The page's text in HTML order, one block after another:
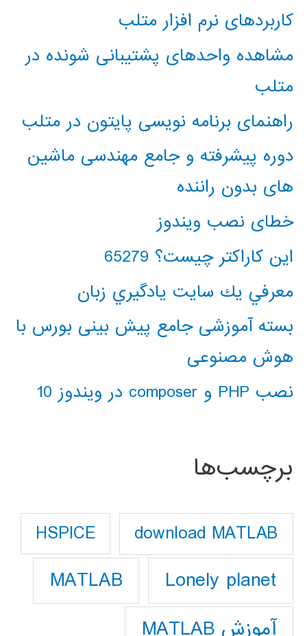
کاربردهای نرم افزار متلب
مشاهده واحدهای پشتیبانی شونده در
متلب
راهنمای برنامه نویسی پایتون در متلب
دوره پیشرفته و جامع مهندسی ماشین
های بدون راننده
خطای نصب ویندوز
این کاراکتر چیست؟ 65279
معرفي يك سايت يادگيري زبان
بسته آموزشی جامع پیش بینی بورس با
هوش مصنوعی
نصب PHP و composer در ویندوز 10
برچسب‌ها
download MATLAB
HSPICE
Lonely planet
MATLAB
آموزش MATLAB